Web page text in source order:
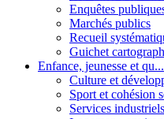
Enquêtes
Marchés publics
Recueil
Guichet
Enfance, jeunesse et qu...
Culture et
Sport et cohésion
Services industriels